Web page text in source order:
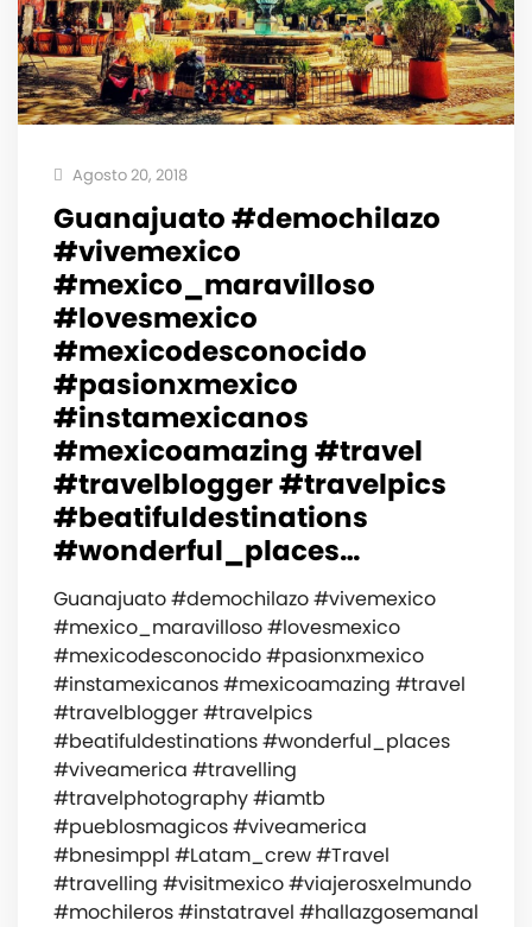
Agosto 20, 2018
Guanajuato #demochilazo
#vivemexico
#mexico_maravilloso
#lovesmexico
#mexicodesconocido
#pasionxmexico
#instamexicanos
#mexicoamazing #travel
#travelblogger #travelpics
#beatifuldestinations
#wonderful_places…
Guanajuato #demochilazo #vivemexico
#mexico_maravilloso #lovesmexico
#mexicodesconocido #pasionxmexico
#instamexicanos #mexicoamazing #travel
#travelblogger #travelpics
#beatifuldestinations #wonderful_places
#viveamerica #travelling
#travelphotography #iamtb
#pueblosmagicos #viveamerica
#bnesimppl #Latam_crew #Travel
#travelling #visitmexico #viajerosxelmundo
#mochileros #instatravel #hallazgosemanal